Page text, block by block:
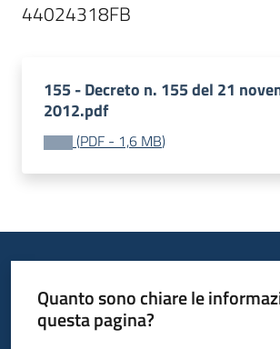
155 - Decreto n. 155 del 21
2012.pdf
(PDF - 1,6 MB)
Quanto sono chiare le
questa pagina?